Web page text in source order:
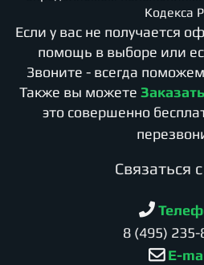
Кодекса
Если у вас не получается
помощь в выборе или
Звоните - всегда
Также вы можете
это совершенно
Cвязаться
8 (495) 235-
E-